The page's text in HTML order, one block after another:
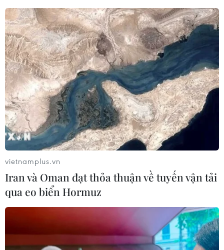
vietnamplus.vn
Iran và Oman đạt thỏa thuận về tuyến vận tải
qua eo biển Hormuz